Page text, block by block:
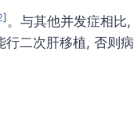
] 。与其他并发症相比,
行二次肝移植, 否则病